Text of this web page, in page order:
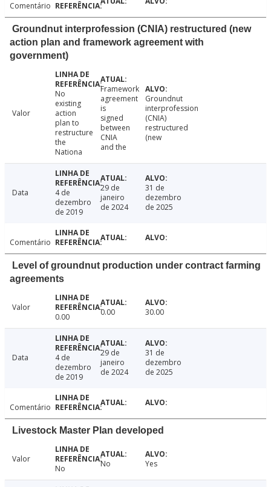
Comentário
Groundnut interprofession (CNIA) restructured (new
action plan and framework agreement with
government)
Valor
No
existing
action
plan to
restructure
the
Nationa
Framework
agreement
is
signed
between
CNIA
and the
Groundnut
interprofession
(CNIA)
restructured
(new
Data
4 de
dezembro
de 2019
29 de
janeiro
de 2024
31 de
dezembro
de 2025
Comentário
Level of groundnut production under contract farming
agreements
Valor
0.00
0.00 30.00
Data
4 de
dezembro
de 2019
29 de
janeiro
de 2024
31 de
dezembro
de 2025
Comentário
Livestock Master Plan developed
Valor
No
No Yes